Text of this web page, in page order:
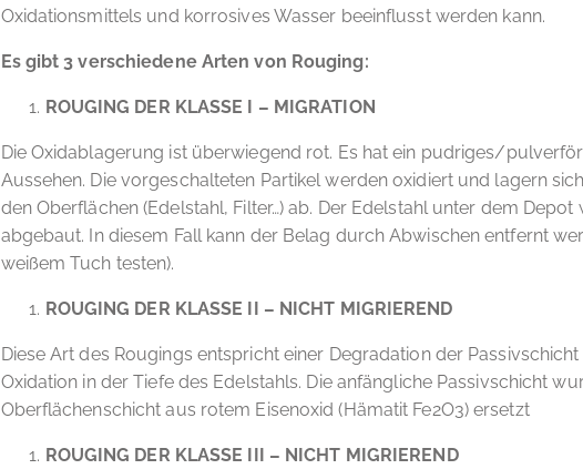
Oxidationsmittels und korrosives Wasser beeinflusst werden kann.
Es gibt 3 verschiedene Arten von Rouging:
ROUGING DER KLASSE I – MIGRATION
Die Oxidablagerung ist überwiegend rot. Es hat ein pudriges/
Aussehen. Die vorgeschalteten Partikel werden oxidiert und lagern
den Oberflächen (Edelstahl, Filter…) ab. Der Edelstahl unter dem Depot
abgebaut. In diesem Fall kann der Belag durch Abwischen entfernt
weißem Tuch testen).
ROUGING DER KLASSE II – NICHT MIGRIEREND
Diese Art des Rougings entspricht einer Degradation der
Oxidation in der Tiefe des Edelstahls. Die anfängliche Passivschicht
Oberflächenschicht aus rotem Eisenoxid (Hämatit Fe2O3) ersetzt
ROUGING DER KLASSE III – NICHT MIGRIEREND